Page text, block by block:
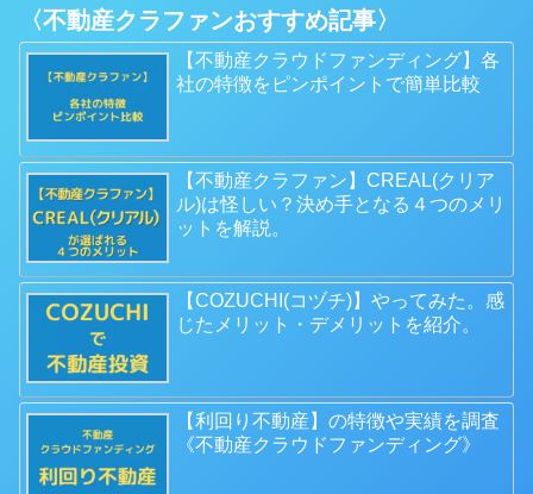
〈不動産クラファンおすすめ記事〉
【不動産クラウドファンディング】各
社の特徴をピンポイントで簡単比較
【不動産クラファン】CREAL(クリア
ル)は怪しい？決め手となる４つのメリ
ットを解説。
【COZUCHI(コヅチ)】やってみた。感
じたメリット・デメリットを紹介。
【利回り不動産】の特徴や実績を調査
《不動産クラウドファンディング》